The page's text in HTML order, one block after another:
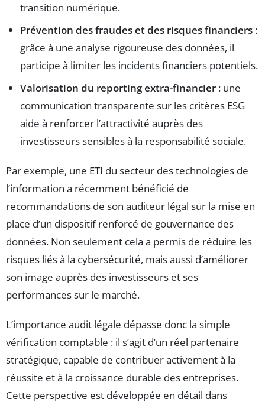
transition numérique.
Prévention des fraudes et des risques financiers :
grâce à une analyse rigoureuse des données, il
participe à limiter les incidents financiers potentiels.
Valorisation du reporting extra-financier : une
communication transparente sur les critères ESG
aide à renforcer l’attractivité auprès des
investisseurs sensibles à la responsabilité sociale.
Par exemple, une ETI du secteur des technologies de
l’information a récemment bénéficié de
recommandations de son auditeur légal sur la mise en
place d’un dispositif renforcé de gouvernance des
données. Non seulement cela a permis de réduire les
risques liés à la cybersécurité, mais aussi d’améliorer
son image auprès des investisseurs et ses
performances sur le marché.
L’importance audit légale dépasse donc la simple
vérification comptable : il s’agit d’un réel partenaire
stratégique, capable de contribuer activement à la
réussite et à la croissance durable des entreprises.
Cette perspective est développée en détail dans